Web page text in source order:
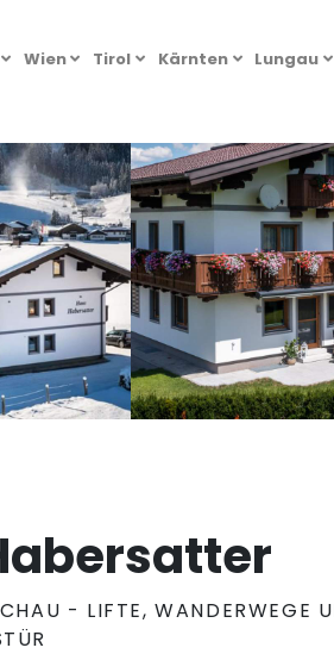
Wien Tirol Kärnten Lungau
- LIFTE, WANDERWEGE